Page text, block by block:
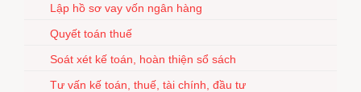
Lập hồ sơ vay vốn ngân hàng
Quyết toán thuế
Soát xét kế toán, hoàn thiện sổ sách
Tư vấn kế toán, thuế, tài chính, đầu tư